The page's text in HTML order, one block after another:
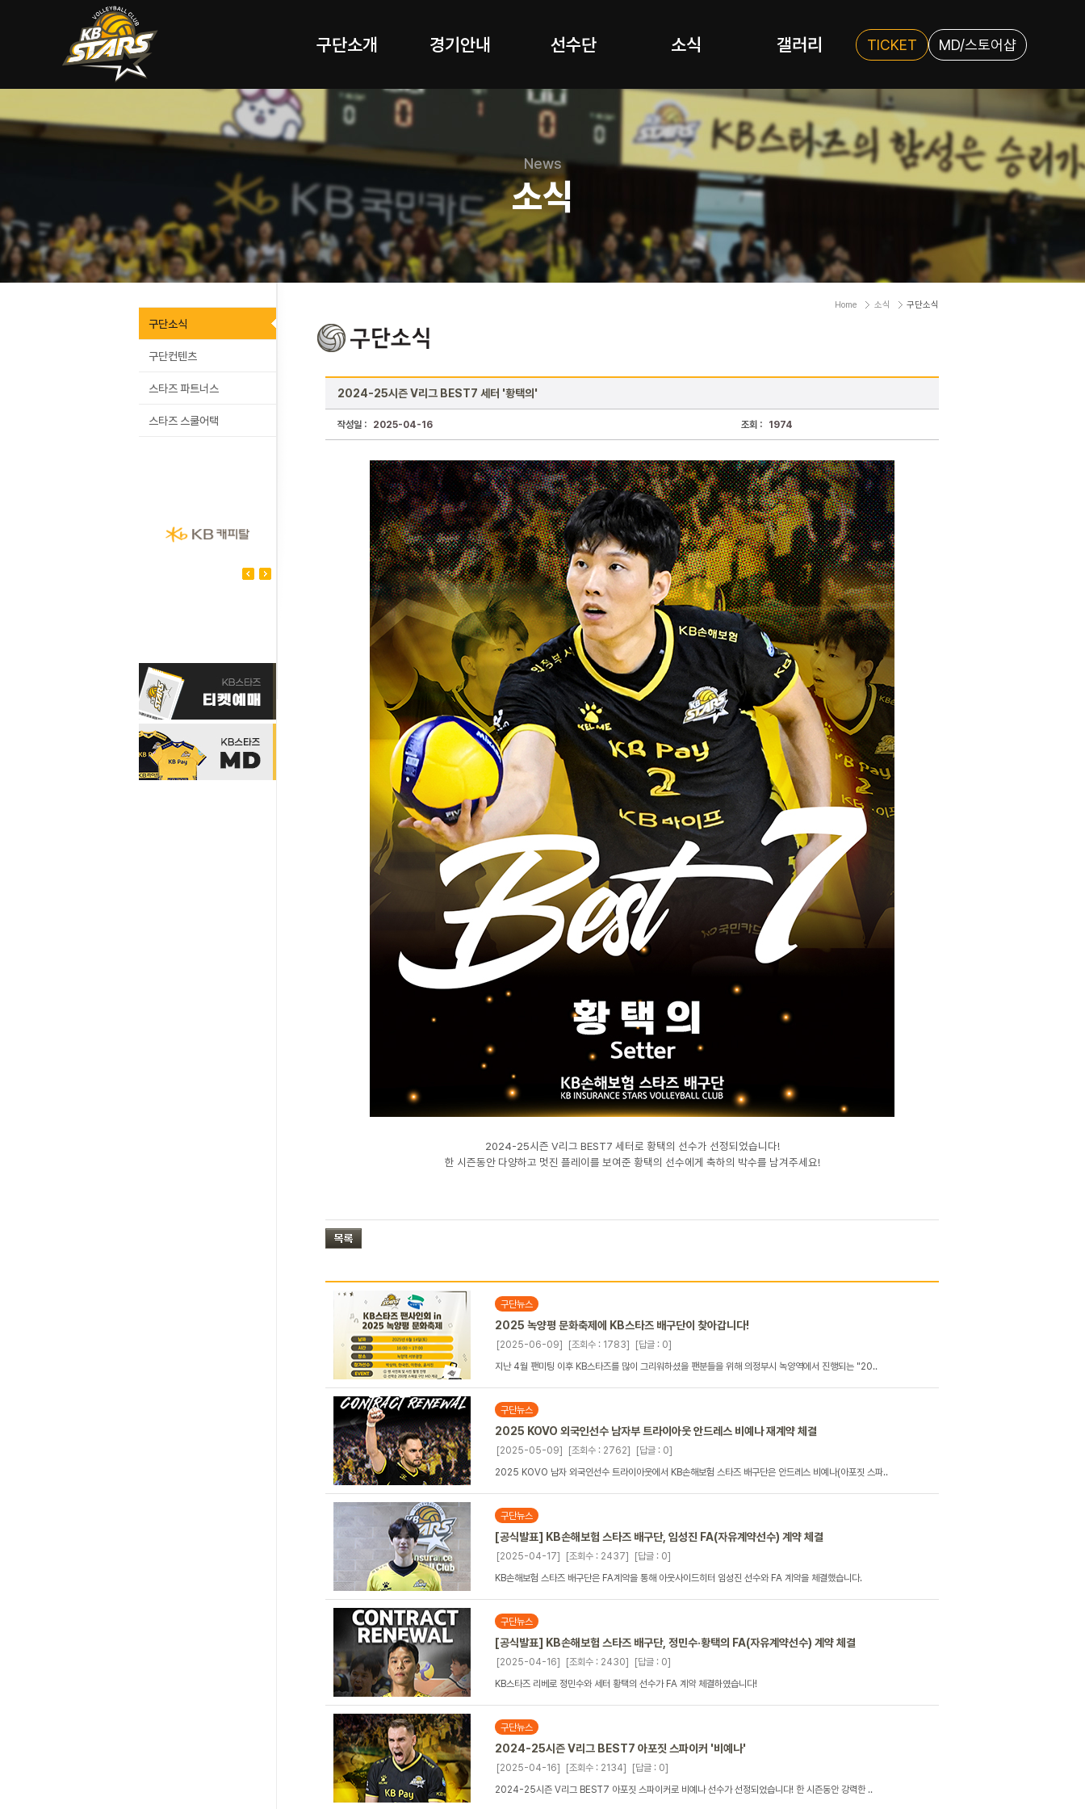
구단소개 경기안내 선수단 소식 갤러리 TICKET MD/스토어샵
구단소식
구단컨텐츠
스타즈 파트너스
스타즈 스쿨어택
Home 소식 구단소식
2024-25시즌 V리그 BEST7 세터 '황택의'
작성일 : 2025-04-16 조회 : 1974
2024-25시즌 V리그 BEST7 세터로 황택의 선수가 선정되었습니다!
한 시즌동안 다양하고 멋진 플레이를 보여준 황택의 선수에게 축하의 박수를 남겨주세요!
구단뉴스
2025 녹양평 문화축제에 KB스타즈 배구단이 찾아갑니다!
[2025-06-09] [조회수 : 1783]
[답글 : 0]
지난 4월 팬미팅 이후 KB스타즈를 많이 그리워하셨을 팬분들을 위해 의정부시 녹양역에서 진행되는 "20..
구단뉴스
2025 KOVO 외국인선수 남자부 트라이아웃 안드레스 비예나 재계약 체결
[2025-05-09] [조회수 : 2762]
[답글 : 0]
2025 KOVO 남자 외국인선수 트라이아웃에서 KB손해보험 스타즈 배구단은 안드레스 비예나(아포짓 스파..
구단뉴스
[공식발표] KB손해보험 스타즈 배구단, 임성진 FA(자유계약선수) 계약 체결
[2025-04-17] [조회수 : 2437]
[답글 : 0]
KB손해보험 스타즈 배구단은 FA계약을 통해 아웃사이드히터 임성진 선수와 FA 계약을 체결했습니다.
구단뉴스
[공식발표] KB손해보험 스타즈 배구단, 정민수·황택의 FA(자유계약선수) 계약 체결
[2025-04-16] [조회수 : 2430]
[답글 : 0]
KB스타즈 리베로 정민수와 세터 황택의 선수가 FA 계약 체결하였습니다!
구단뉴스
2024-25시즌 V리그 BEST7 아포짓 스파이커 '비예나'
[2025-04-16] [조회수 : 2134]
[답글 : 0]
2024-25시즌 V리그 BEST7 아포짓 스파이커로 비예나 선수가 선정되었습니다! 한 시즌동안 강력한 ..